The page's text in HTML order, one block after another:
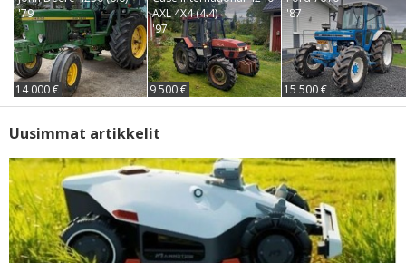
'79
14 000 €
AXL 4X4 (4.4)
'97
9 500 €
'87
15 500 €
Uusimmat artikkelit